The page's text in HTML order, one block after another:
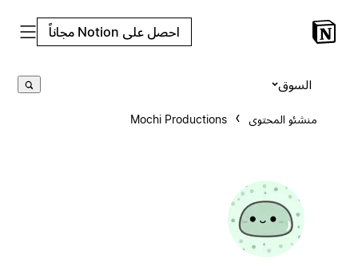
احصل على Notion مجاناً
منشئو المحتوى Mochi Productions